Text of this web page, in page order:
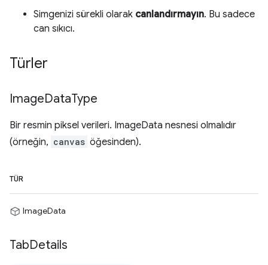
Simgenizi sürekli olarak canlandırmayın. Bu sadece
can sıkıcı.
Türler
ImageDataType
Bir resmin piksel verileri. ImageData nesnesi olmalıdır
(örneğin, canvas öğesinden).
TÜR
ImageData
TabDetails